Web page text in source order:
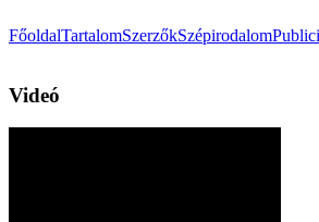
FőoldalTartalomSzerzőkSzépirodalom
Videó